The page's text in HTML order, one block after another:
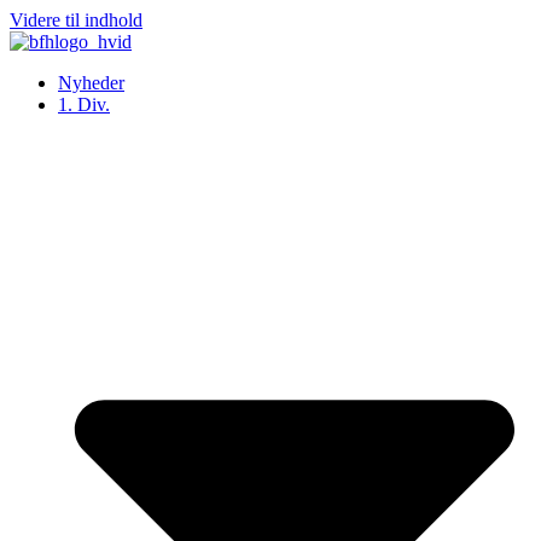
Videre til indhold
Nyheder
1. Div.